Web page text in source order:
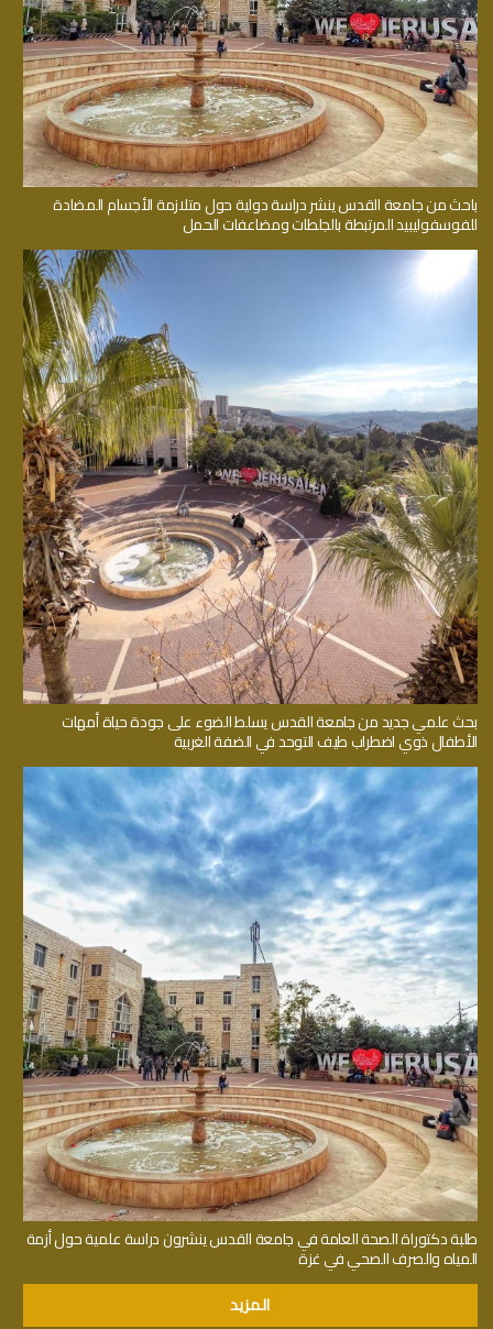
باحث من جامعة القدس ينشر دراسة دولية حول متلازمة الأجسام المضادة
للفوسفوليبيد المرتبطة بالجلطات ومضاعفات الحمل
بحث علمي جديد من جامعة القدس يسلط الضوء على جودة حياة أمهات
الأطفال ذوي اضطراب طيف التوحد في الضفة الغربية
طلبة دكتوراة الصحة العامة في جامعة القدس ينشرون دراسة علمية حول أزمة
المياه والصرف الصحي في غزة
المزيد